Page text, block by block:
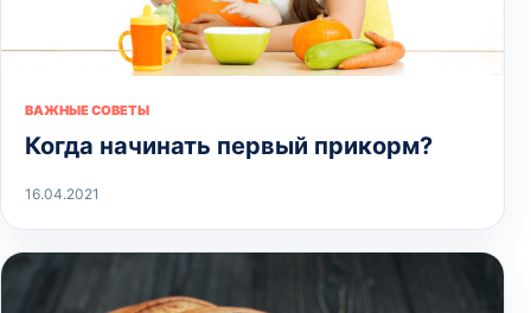
ВАЖНЫЕ СОВЕТЫ
Когда начинать первый прикорм?
16.04.2021